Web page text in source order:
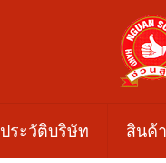
ประวัติบริษัท สินค้า